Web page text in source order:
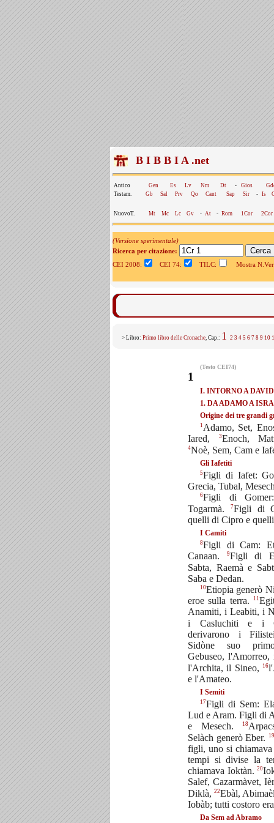
B I B B I A .net
Antico Gen Es Lv Nm Dt - Gios
Testam.
Gb Sal Prv Qo Cant Sap Sir - Is
NuovoT. Mt Mc Lc Gv - At - Rom 1Cor 2Cor
(Versione sperimentale)
Ricerca per citazione:
CEI 2008:
CEI 74: TILC: Mostra
> Libro: Primo libro delle Cronache, Cap.: 1 2 3 4 5 6 7 8 9 10
(Testo CEI74)
1
I. INTORNO A
1. DA ADAMO A
Origine dei tre grandi
1 Adamo, Set,
Iared,
3Enoch,
4Noè, Sem, Cam e
Gli Iafetiti
5Figli di Iafet:
Grecia, Tubal,
6Figli di
Togarmà.
7Figli di
quelli di Cipro e
I Camiti
8Figli di Cam:
Canaan.
9Figli di
Sabta, Raemà e
Saba e Dedan.
10Etiopia generò
eroe sulla terra.
11
Anamiti, i Leabiti, i
i Casluchiti e i
derivarono i
Sidòne suo
Gebuseo,
l'Archita, il Sineo,
16
e l'Amateo.
I Semiti
17Figli di Sem:
Lud e Aram. Figli di
e Mesech.
18
Selàch generò Eber.
19
figli, uno si
tempi si divise la
chiamava Ioktàn. 20
Salef, Cazarmàvet,
Diklà, 22Ebàl,
Iobàb; tutti costoro
Da Sem ad Abramo